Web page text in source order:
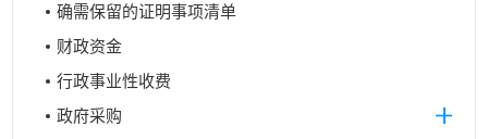
确需保留的证明事项清单
财政资金
行政事业性收费
政府采购